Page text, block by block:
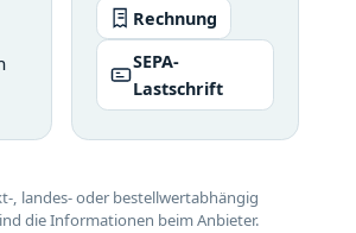
Rechnung
SEPA-
Lastschrift
, landes- oder bestellwertabhängig
die Informationen beim Anbieter.